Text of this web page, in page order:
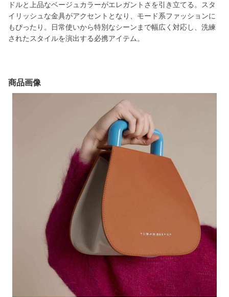
ドルと上品なベージュカラーがエレガントさを引き立てる。スタ
イリッシュな金具がアクセントとなり、モード系ファッションに
もぴったり。日常使いから特別なシーンまで幅広く対応し、洗練
されたスタイルを演出する必携アイテム。
商品画像